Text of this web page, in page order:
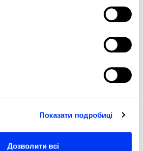
Показати подробиці
Дозволити всі